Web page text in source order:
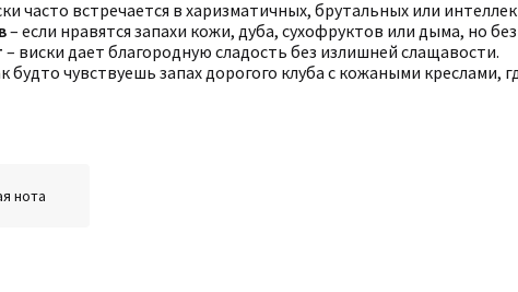
часто встречается в харизматичных, брутальных или
– если нравятся запахи кожи, дуба, сухофруктов или дыма, но
– виски дает благородную сладость без излишней слащавости.
чувствуешь запах дорогого клуба с кожаными креслами,
нота